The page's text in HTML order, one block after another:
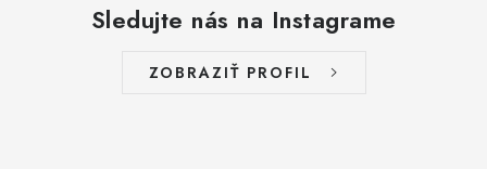
Sledujte nás na Instagrame
ZOBRAZIŤ PROFIL